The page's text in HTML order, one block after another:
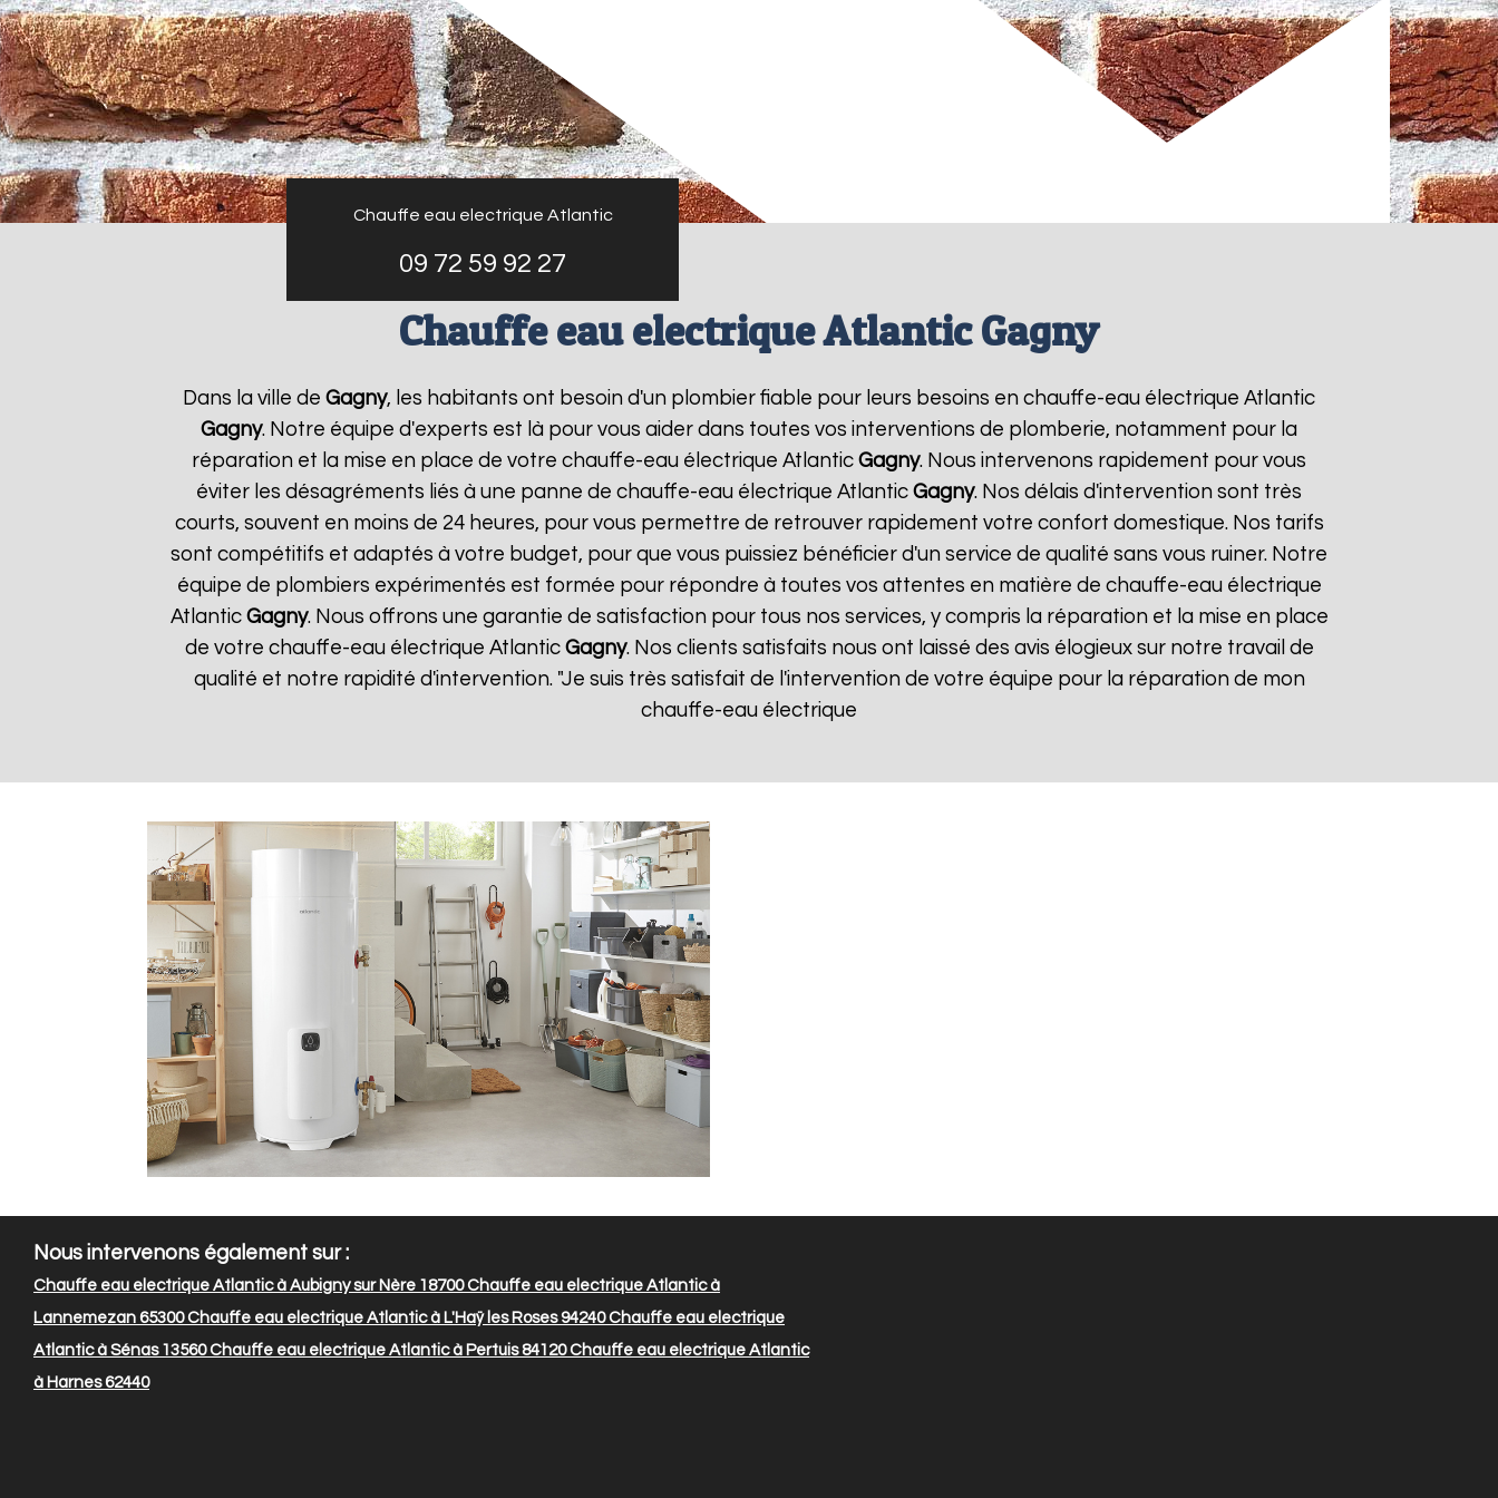
Chauffe eau electrique Atlantic
09 72 59 92 27
Chauffe eau electrique Atlantic Gagny
Dans la ville de Gagny, les habitants ont besoin d'un plombier fiable pour leurs besoins en chauffe-eau électrique Atlantic
Gagny. Notre équipe d'experts est là pour vous aider dans toutes vos interventions de plomberie, notamment pour la
réparation et la mise en place de votre chauffe-eau électrique Atlantic Gagny. Nous intervenons rapidement pour vous
éviter les désagréments liés à une panne de chauffe-eau électrique Atlantic Gagny. Nos délais d'intervention sont très
courts, souvent en moins de 24 heures, pour vous permettre de retrouver rapidement votre confort domestique. Nos tarifs
sont compétitifs et adaptés à votre budget, pour que vous puissiez bénéficier d'un service de qualité sans vous ruiner. Notre
équipe de plombiers expérimentés est formée pour répondre à toutes vos attentes en matière de chauffe-eau électrique
Atlantic Gagny. Nous offrons une garantie de satisfaction pour tous nos services, y compris la réparation et la mise en place
de votre chauffe-eau électrique Atlantic Gagny. Nos clients satisfaits nous ont laissé des avis élogieux sur notre travail de
qualité et notre rapidité d'intervention. "Je suis très satisfait de l'intervention de votre équipe pour la réparation de mon
chauffe-eau électrique
Nous intervenons également sur :
Chauffe eau electrique Atlantic à Aubigny sur Nère 18700Chauffe eau electrique Atlantic à
Lannemezan 65300Chauffe eau electrique Atlantic à L'Haÿ les Roses 94240Chauffe eau electrique
Atlantic à Sénas 13560Chauffe eau electrique Atlantic à Pertuis 84120Chauffe eau electrique Atlantic
à Harnes 62440